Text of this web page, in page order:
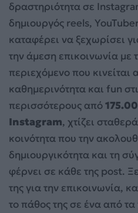
δραστηριότητα σε
δημιουργός reels,
καταφέρει να ξεχωρίσει
την άμεση επικοινωνία με
περιεχόμενο που
καθημερινότητα και fun
περισσότερους από
Instagram, χτίζει
κοινότητα που την
δημιουργικότητα και τη
φέρνει σε κάθε της post.
της για την επικοινωνία,
το πάθος της σε ένα από τα